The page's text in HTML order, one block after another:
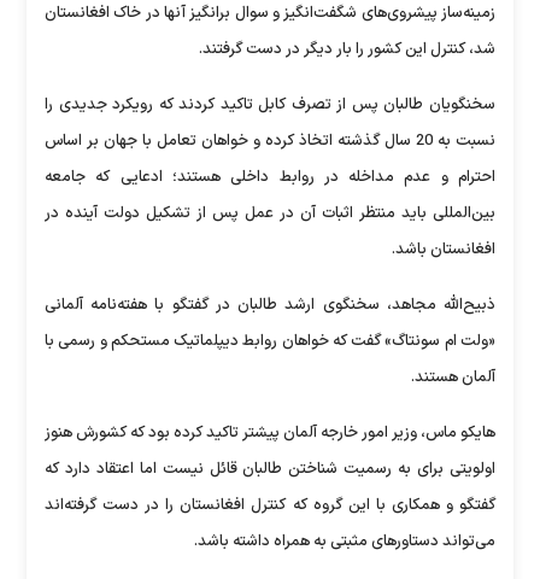
زمینه‌ساز پیشروی‌های شگفت‌انگیز و سوال برانگیز آنها در خاک افغانستان
شد، کنترل این کشور را بار دیگر در دست گرفتند.
سخنگویان طالبان پس از تصرف کابل تاکید کردند که رویکرد جدیدی را
نسبت به 20 سال گذشته اتخاذ کرده و خواهان تعامل با جهان بر اساس
احترام و عدم مداخله در روابط داخلی هستند؛ ادعایی که جامعه
بین‌المللی باید منتظر اثبات آن در عمل پس از تشکیل دولت آینده در
افغانستان باشد.
ذبیح‌الله مجاهد، سخنگوی ارشد طالبان در گفتگو با هفته‌نامه آلمانی
«ولت ام سونتاگ» گفت که خواهان روابط دیپلماتیک مستحکم و رسمی با
آلمان هستند.
هایکو ماس، وزیر امور خارجه آلمان پیشتر تاکید کرده بود که کشورش هنوز
اولویتی برای به رسمیت شناختن طالبان قائل نیست اما اعتقاد دارد که
گفتگو و همکاری با این گروه که کنترل افغانستان را در دست گرفته‌اند
می‌تواند دستاورهای مثبتی به همراه داشته باشد.